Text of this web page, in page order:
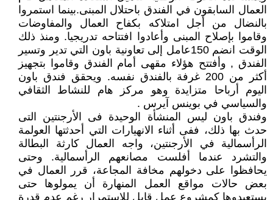
العمال السابقون في الفندق باحتلال المبنى.بينما استمروا
بالنضال من أجل امتلاكه بكفاح العمال والمفاوضات
وقاموا بإصلاح المبنى وأعادوا افتتاحه تدريجيا. ومنذ ذلك
الوقت انضم 150عامل إلى تعاونية باون التي تدير وتسير
الفندق , وأفتتح هؤلاء مقهى أمام الفندق وقاموا بتجهيز
أكثر من 200 غرفة بالفندق نفسه. ويحقق فندق باون
اليوم أرباحا متزايدة وهو مركز هام للنشاط الثقافي
والسياسي في بوينس آيرس .
وفندق باون ليس المنشأة الوحيدة فى الأرجنتين التى
حدث بها ذلك، ففى أثناء الانهيارات التي أحدثتها العولمة
الرأسمالية في الأرجنتين، واجه العمال كارثة البطالة
والتشرد عندما أفلست مصانعهم الرأسمالية. وحتى
يحافظوا على دخولهم مخافة المجاعة، قرر العمال في
بعض حالات مواقع العمل المنهارة أن يمولوها حتى
يستعيدوها كمشروع عمل قابل للاستمرار رغم عدم قدرة